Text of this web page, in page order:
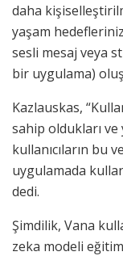
daha
yaşam
sesli mesaj veya
bir uygulama)
Kazlauskas,
sahip oldukları
kullanıcıların bu
uygulamada
dedi.
Şimdilik, Vana
zeka modeli